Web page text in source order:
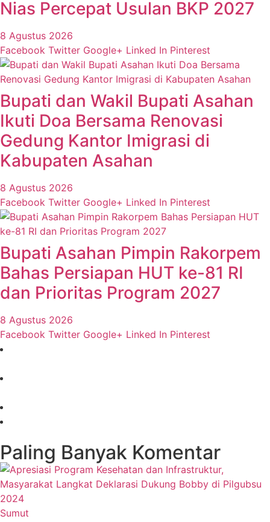
Nias Percepat Usulan BKP 2027
8 Agustus 2026
Facebook Twitter Google+ Linked In Pinterest
Bupati dan Wakil Bupati Asahan
Ikuti Doa Bersama Renovasi
Gedung Kantor Imigrasi di
Kabupaten Asahan
8 Agustus 2026
Facebook Twitter Google+ Linked In Pinterest
Bupati Asahan Pimpin Rakorpem
Bahas Persiapan HUT ke-81 RI
dan Prioritas Program 2027
8 Agustus 2026
Facebook Twitter Google+ Linked In Pinterest
Paling Banyak Komentar
Sumut